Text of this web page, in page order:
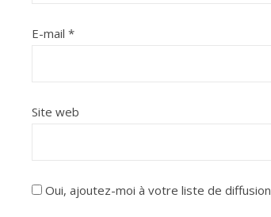
E-mail *
Site web
Oui, ajoutez-moi à votre liste de diffusion